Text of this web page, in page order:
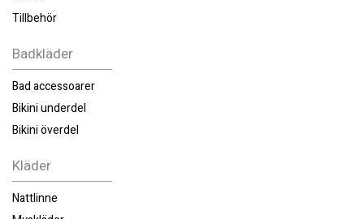
Tillbehör
Badkläder
Bad accessoarer
Bikini underdel
Bikini överdel
Kläder
Nattlinne